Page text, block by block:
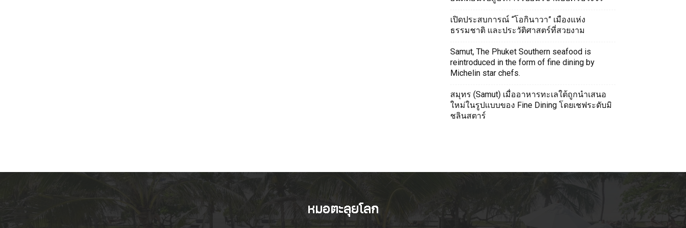
เปิดประสบการณ์ “โอกินาวา” เมืองแห่ง
ธรรมชาติ และประวัติศาสตร์ที่สวยงาม
Samut, The Phuket Southern seafood is
reintroduced in the form of fine dining by
Michelin star chefs.
สมุทร (Samut) เมื่ออาหารทะเลใต้ถูกนำเสนอ
ใหม่ในรูปแบบของ Fine Dining โดยเชฟระดับมิ
ชลินสตาร์